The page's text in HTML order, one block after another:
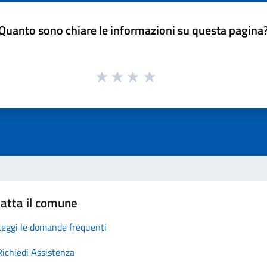
sono chiare le informazioni su questa
il comune
le domande frequenti
Assistenza